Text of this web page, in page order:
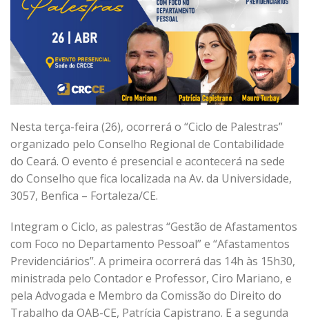
Nesta terça-feira (26), ocorrerá o “Ciclo de Palestras”
organizado pelo Conselho Regional de Contabilidade
do Ceará. O evento é presencial e acontecerá na sede
do Conselho que fica localizada na Av. da Universidade,
3057, Benfica – Fortaleza/CE.
Integram o Ciclo, as palestras “Gestão de Afastamentos
com Foco no Departamento Pessoal” e “Afastamentos
Previdenciários”. A primeira ocorrerá das 14h às 15h30,
ministrada pelo Contador e Professor, Ciro Mariano, e
pela Advogada e Membro da Comissão do Direito do
Trabalho da OAB-CE, Patrícia Capistrano. E a segunda